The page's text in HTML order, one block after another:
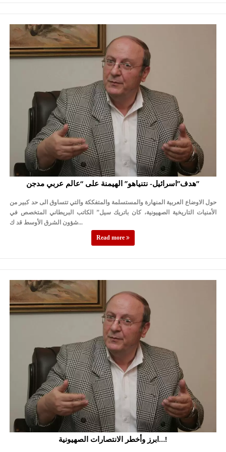
هدف”اسرائيل- نتنياهو” الهيمنة على “عالم عربي مدجن”
حول الاوضاع العربية المنهارة والمستسلمة والمتفككة والتي تتساوق الى حد كبير من
الأمنيات التاريخية الصهيونية، كان باتريك سيل” الكاتب البريطاني المتخصص في
شؤون الشرق الأوسط قد ك...
Read more
ابرز وأخطر الانتصارات الصهيونية…!